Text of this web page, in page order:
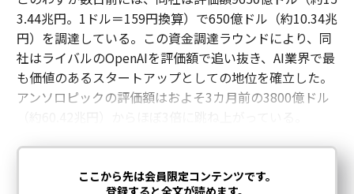
3.44兆円。1ドル＝159円換算）で650億ドル（約10.34兆
円）を調達している。この資金調達ラウンドにより、同
社はライバルのOpenAIを評価額で追い抜き、AI業界で最
も価値のあるスタートアップとしての地位を確立した。
アンソロピックの評価額はおよそ3カ月前の3800億ドル